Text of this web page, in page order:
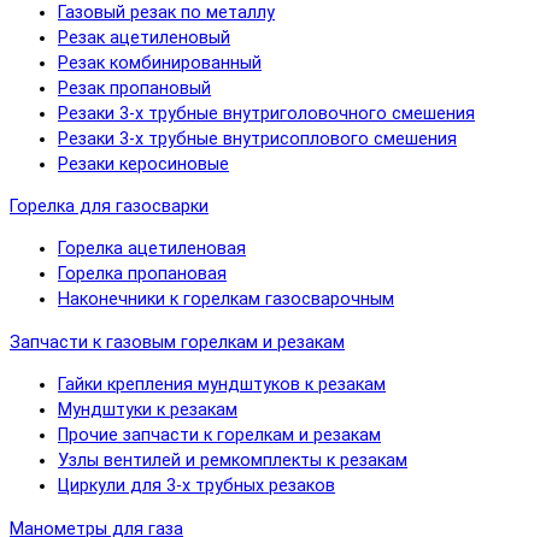
Газовый резак по металлу
Резак ацетиленовый
Резак комбинированный
Резак пропановый
Резаки 3-х трубные внутриголовочного смешения
Резаки 3-х трубные внутрисоплового смешения
Резаки керосиновые
Горелка для газосварки
Горелка ацетиленовая
Горелка пропановая
Наконечники к горелкам газосварочным
Запчасти к газовым горелкам и резакам
Гайки крепления мундштуков к резакам
Мундштуки к резакам
Прочие запчасти к горелкам и резакам
Узлы вентилей и ремкомплекты к резакам
Циркули для 3-х трубных резаков
Манометры для газа